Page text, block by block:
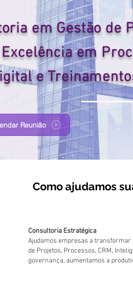
em Gestão de
Excelência em
e
Reunião
Como ajudamos
Consultoria Estratégica
Ajudamos empresas a transformar
de Projetos, Processos, CRM,
governança, aumentamos a